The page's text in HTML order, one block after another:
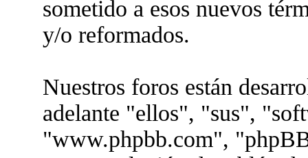
sometido a esos nuevos
y/o reformados.
Nuestros foros están
adelante "ellos", "sus",
"www.phpbb.com",